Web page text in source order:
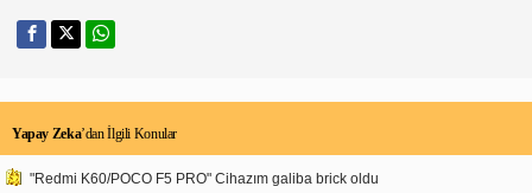
Yapay Zeka’dan İlgili Konular
"Redmi K60/POCO F5 PRO" Cihazım galiba brick oldu